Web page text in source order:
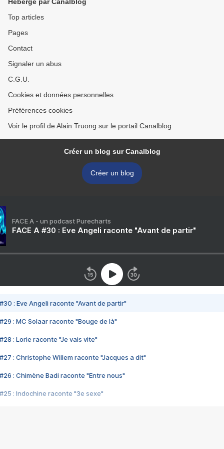
Top articles
Pages
Contact
Signaler un abus
C.G.U.
Cookies et données personnelles
Préférences cookies
Voir le profil de Alain Truong sur le portail Canalblog
Créer un blog sur Canalblog
Créer un blog
FACE A - un podcast Purecharts
FACE A #30 : Eve Angeli raconte "Avant de partir"
#30 : Eve Angeli raconte "Avant de partir"
#29 : MC Solaar raconte "Bouge de là"
#28 : Lorie raconte "Je vais vite"
#27 : Christophe Willem raconte "Jacques a dit"
#26 : Chimène Badi raconte "Entre nous"
#25 : Indochine raconte "3e sexe"